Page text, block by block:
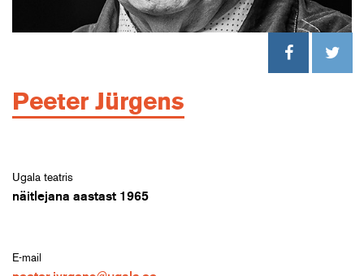
Peeter Jürgens
Ugala teatris
näitlejana aastast 1965
E-mail